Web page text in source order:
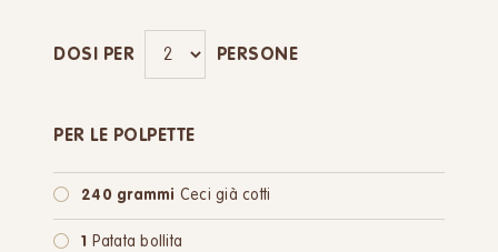
DOSI PER PERSONE
PER LE POLPETTE
240 grammi Ceci già cotti
1 Patata bollita